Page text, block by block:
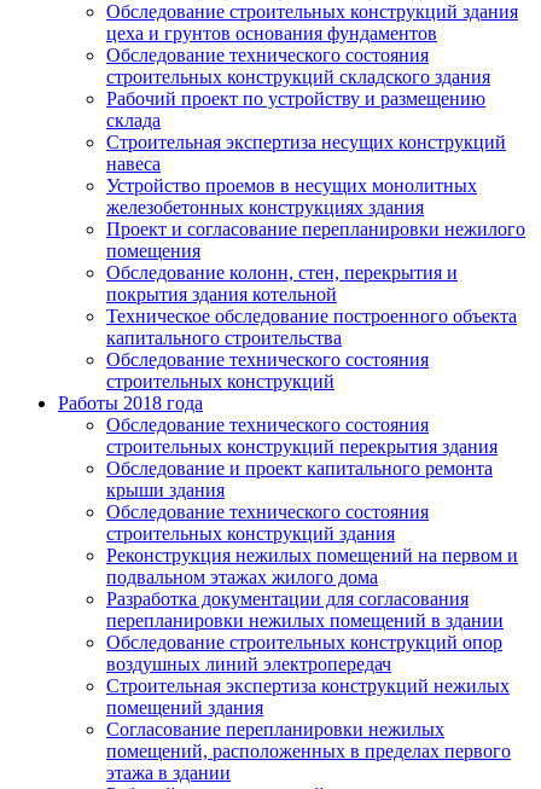
Обследование строительных конструкций здания
цеха и грунтов основания фундаментов
Обследование технического состояния
строительных конструкций складского здания
Рабочий проект по устройству и размещению
склада
Строительная экспертиза несущих конструкций
навеса
Устройство проемов в несущих монолитных
железобетонных конструкциях здания
Проект и согласование перепланировки нежилого
помещения
Обследование колонн, стен, перекрытия и
покрытия здания котельной
Техническое обследование построенного объекта
капитального строительства
Обследование технического состояния
строительных конструкций
Работы 2018 года
Обследование технического состояния
строительных конструкций перекрытия здания
Обследование и проект капитального ремонта
крыши здания
Обследование технического состояния
строительных конструкций здания
Реконструкция нежилых помещений на первом и
подвальном этажах жилого дома
Разработка документации для согласования
перепланировки нежилых помещений в здании
Обследование строительных конструкций опор
воздушных линий электропередач
Строительная экспертиза конструкций нежилых
помещений здания
Согласование перепланировки нежилых
помещений, расположенных в пределах первого
этажа в здании